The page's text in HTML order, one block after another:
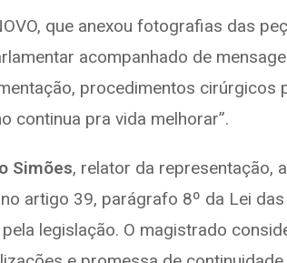
que anexou fotografias das
acompanhado de
procedimentos cirúrgicos
continua pra vida melhorar”.
Simões, relator da representação,
artigo 39, parágrafo 8º da Lei
legislação. O magistrado